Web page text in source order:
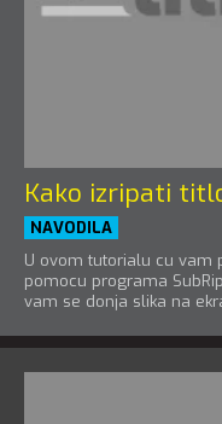
Kako izripati
NAVODILA
U ovom tutorialu cu vam
pomocu programa
vam se donja slika na